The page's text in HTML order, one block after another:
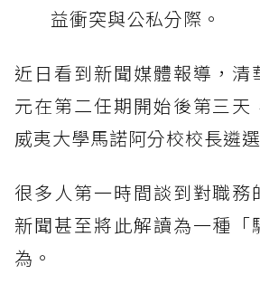
益衝突與公私分際。
近日看到新聞媒體報導，清
元在第二任期開始後第三天
威夷大學馬諾阿分校校長遴選
很多人第一時間談到對職務
新聞甚至將此解讀為一種「
為。